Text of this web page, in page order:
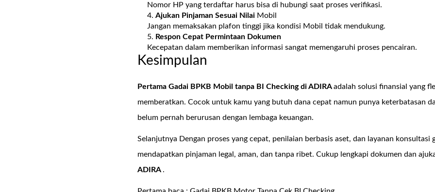
Nomor HP yang terdaftar harus bisa di hubungi saat proses verifikasi.
Ajukan Pinjaman Sesuai Nilai Mobil
Jangan memaksakan plafon tinggi jika kondisi Mobil tidak mendukung.
Respon Cepat Permintaan Dokumen
Kecepatan dalam memberikan informasi sangat memengaruhi proses pencairan.
Kesimpulan
Pertama Gadai BPKB Mobil tanpa BI Checking diADIRAadalah solusi finansial yang
memberatkan. Cocok untuk kamu yang butuh dana cepat namun punya keterbatasan
belum pernah berurusan dengan lembaga keuangan.
Selanjutnya Dengan proses yang cepat, penilaian berbasis aset, dan layanan konsultasi
mendapatkan pinjaman legal, aman, dan tanpa ribet. Cukup lengkapi dokumen dan
ADIRA .